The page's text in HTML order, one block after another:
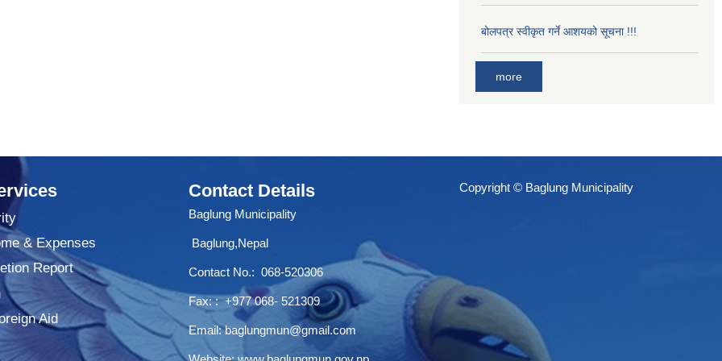
बोलपत्र स्वीकृत गर्ने आशयको सूचना !!!
more
& Expenses
Report
Aid
Contact Details
Baglung Municipality
Baglung,Nepal
Contact No.: 068-520306
Fax: : +977 068- 521309
Email:baglungmun@gmail.com
Copyright © Baglung Municipality